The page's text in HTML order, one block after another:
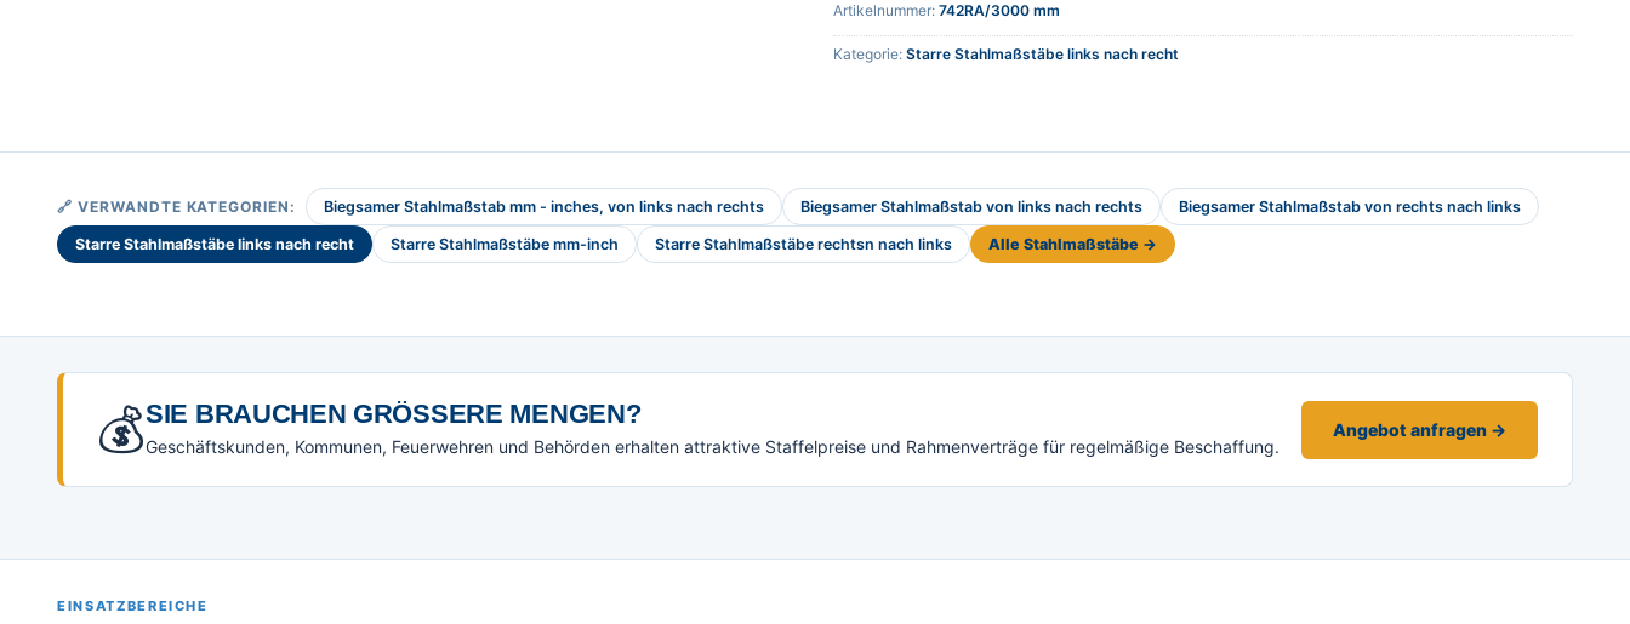
Artikelnummer: 742RA/3000 mm
Kategorie: Starre Stahlmaßstäbe links nach recht
🔗 VERWANDTE KATEGORIEN: Biegsamer Stahlmaßstab mm - inches, von links nach rechts Biegsamer Stahlmaßstab von links nach rechts Biegsamer Stahlmaßstab von rechts nach links
Starre Stahlmaßstäbe links nach recht Starre Stahlmaßstäbe mm-inch Starre Stahlmaßstäbe rechtsn nach links Alle Stahlmaßstäbe →
💰SIE BRAUCHEN GRÖSSERE MENGEN?
Geschäftskunden, Kommunen, Feuerwehren und Behörden erhalten attraktive Staffelpreise und Rahmenverträge für regelmäßige Beschaffung.
Angebot anfragen →
EINSATZBEREICHE